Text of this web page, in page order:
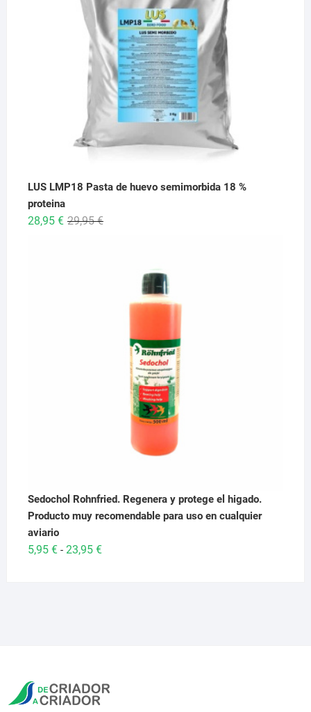
26,95 €
LUS LMP18 Pasta de huevo semimorbida 18 %
proteina
29,95€El
28,95 €
El
Sedochol Rohnfried. Regenera y protege el higado.
Producto muy recomendable para uso en cualquier
aviario
5,95 € - 23,95 €Rango